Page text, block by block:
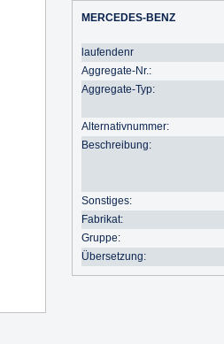
MERCEDES-BENZ
laufendenr
Aggregate-Nr.:
Aggregate-Typ:
Alternativnummer:
Beschreibung:
Sonstiges:
Fabrikat:
Gruppe:
Übersetzung: